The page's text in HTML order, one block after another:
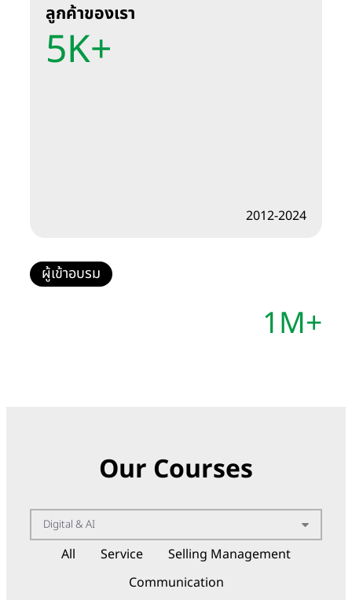
ลูกค้าของเรา
5K+
2012-2024
ผู้เข้าอบรม
1M+
Our Courses
All Service
Selling Management
Communication